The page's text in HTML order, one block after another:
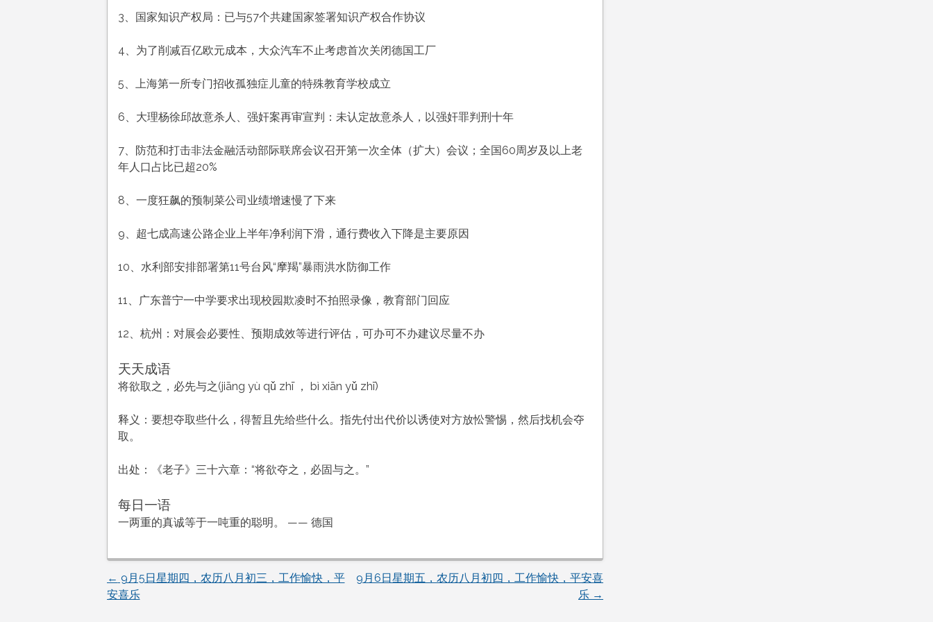
历
月
三，
作
快，
喜
3、国家知识产权局：已与57个共建国家签署知识产权合作协议
4、为了削减百亿欧元成本，大众汽车不止考虑首次关闭德国工厂
5、上海第一所专门招收孤独症儿童的特殊教育学校成立
6、大理杨徐邱故意杀人、强奸案再审宣判：未认定故意杀人，以强奸罪判刑十年
7、防范和打击非法金融活动部际联席会议召开第一次全体（扩大）会议；全国60周岁及以上老
年人口占比已超20%
8、一度狂飙的预制菜公司业绩增速慢了下来
9、超七成高速公路企业上半年净利润下滑，通行费收入下降是主要原因
10、水利部安排部署第11号台风“摩羯”暴雨洪水防御工作
11、广东普宁一中学要求出现校园欺凌时不拍照录像，教育部门回应
12、杭州：对展会必要性、预期成效等进行评估，可办可不办建议尽量不办
天天成语
将欲取之，必先与之(jiāng yù qǔ zhī ， bì xiān yǔ zhī)
释义：要想夺取些什么，得暂且先给些什么。指先付出代价以诱使对方放忪警惕，然后找机会夺
取。
出处：《老子》三十六章：“将欲夺之，必固与之。”
每日一语
一两重的真诚等于一吨重的聪明。 —— 德国
文
← 9月5日星期四，农历八月初三，工作愉快，平
安喜乐
9月6日星期五，农历八月初四，工作愉快，平安喜
乐 →